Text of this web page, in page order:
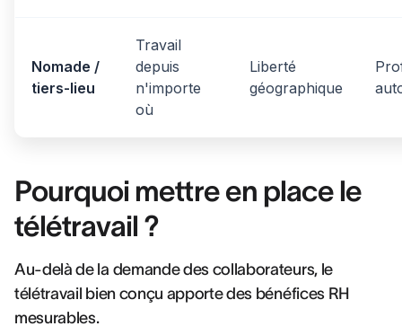
Nomade /
tiers-lieu
Travail
depuis
n'importe
où
Liberté
géographique
Pourquoi mettre en place le
télétravail ?
Au-delà de la demande des collaborateurs, le
télétravail bien conçu apporte des bénéfices RH
mesurables.